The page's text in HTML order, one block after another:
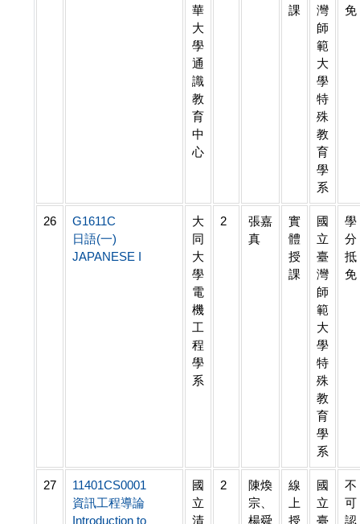
華
大
學
通
識
教
育
中
心
課
灣
師
範
大
學
特
殊
教
育
學
系
免
26
G1611C
日語(一)
JAPANESE I
大
同
大
學
電
機
工
程
學
系
2
張嘉
真
實
體
授
課
國
立
臺
灣
師
範
大
學
特
殊
教
育
學
系
學
分
抵
免
27
11401CS0001
資訊工程導論
Introduction to
國
立
清
2
陳煥
宗、
楊舜
線
上
授
國
立
臺
不
可
認